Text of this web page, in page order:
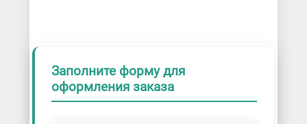
Заполните форму для
оформления заказа